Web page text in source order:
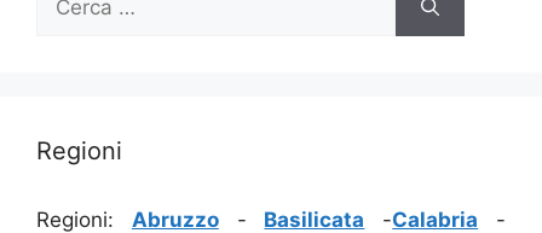
per:
Regioni
Regioni: Abruzzo- Basilicata -Calabria -